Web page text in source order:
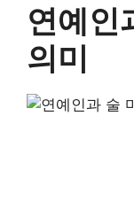
연예인
의미